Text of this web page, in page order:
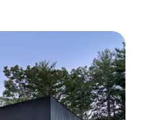
appréciés